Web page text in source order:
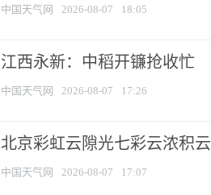
中国天气网 2026-08-07 18:05
江西永新：中稻开镰抢收忙
中国天气网 2026-08-07 17:26
北京彩虹云隙光七彩云浓积
中国天气网 2026-08-07 17:07